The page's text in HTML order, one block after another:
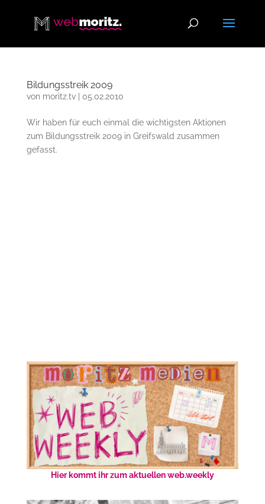
Bildungsstreik 2009
von moritz.tv| 05.02.2010
Wir haben für euch einmal die wichtigsten Aktionen
zum Bildungsstreik 2009 in Greifswald zusammen
gefasst.
Hier kommt ihr zum aktuellen web.weekly